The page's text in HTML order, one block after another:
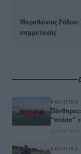
Μαραθώνιος Ρόδου:
συμμετοχής
ΑΘΛΗΤΙΚΆ
Πάνθηρες:
“πτήση”
07.08.26 · 16:59
ΑΘΛΗΤΙΚΆ